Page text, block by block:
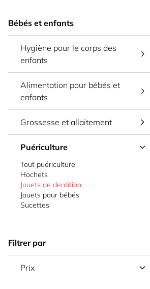
Bébés et enfants
Hygiène pour le corps des
enfants
Alimentation pour bébés et
enfants
Grossesse et allaitement
Puériculture
Tout puériculture
Hochets
Jouets de dentition
Jouets pour bébés
Sucettes
Filtrer par
Prix